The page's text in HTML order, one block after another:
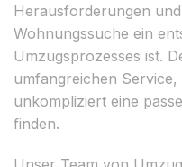
Herausforderungen
Wohnungssuche ein
Umzugsprozesses ist.
umfangreichen
unkompliziert eine
finden.